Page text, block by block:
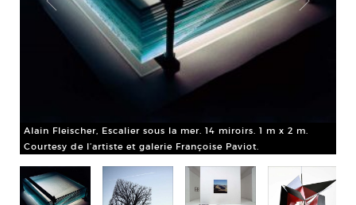
Alain Fleischer, Escalier sous la mer. 14 miroirs. 1 m x 2 m.
Courtesy de l’artiste et galerie Françoise Paviot.